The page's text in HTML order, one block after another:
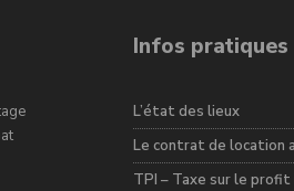
Infos pratiques
L’état des lieux
Le contrat de location
TPI – Taxe sur le profit